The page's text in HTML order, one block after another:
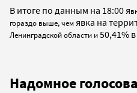
В итоге по данным на 18:00 я
гораздо выше, чем явка на
Ленинградской области и50,41%
Надомное